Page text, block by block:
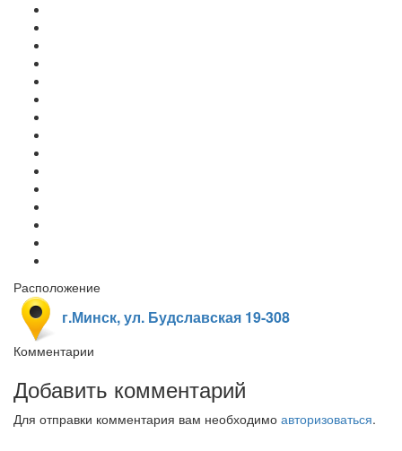
Расположение
г.Минск, ул. Будславская 19-308
Комментарии
Добавить комментарий
Для отправки комментария вам необходимо авторизоваться.